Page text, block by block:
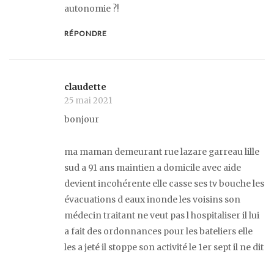
autonomie ?!
RÉPONDRE
claudette
25 mai 2021
bonjour
ma maman demeurant rue lazare garreau lille
sud a 91 ans maintien a domicile avec aide
devient incohérente elle casse ses tv bouche les
évacuations d eaux inonde les voisins son
médecin traitant ne veut pas l hospitaliser il lui
a fait des ordonnances pour les bateliers elle
les a jeté il stoppe son activité le 1er sept il ne dit